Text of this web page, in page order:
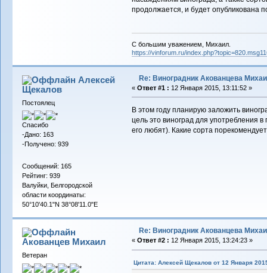
продолжается, и будет опубликована
С большим уважением, Михаил.
https://vinforum.ru/
Алексей
Щекалов
Постоялец
Спасибо
-Дано: 163
-Получено: 939
Сообщений: 165
Рейтинг: 939
Валуйки, Белгородской
области координаты:
50°10'40.1"N 38°08'11.0"E
Re: Виноградник Акованцева
« Ответ #1 : 12 Января 2015, 13:11:52 »
В этом году планирую заложить
цель это виноград для употребления
его любят). Какие сорта
Акованцев Михаил
Ветеран
Re: Виноградник Акованцева
« Ответ #2 : 12 Января 2015, 13:24:23 »
Цитата: Алексей Щекалов от 12 Января